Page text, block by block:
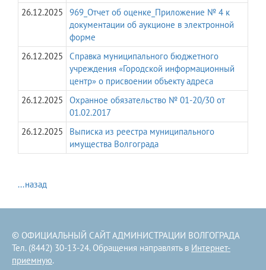
26.12.2025
969_Отчет об оценке_Приложение № 4 к
документации об аукционе в электронной
форме
26.12.2025
Справка муниципального бюджетного
учреждения «Городской информационный
центр» о присвоении объекту адреса
26.12.2025
Охранное обязательство № 01-20/30 от
01.02.2017
26.12.2025
Выписка из реестра муниципального
имущества Волгограда
...назад
© ОФИЦИАЛЬНЫЙ САЙТ АДМИНИСТРАЦИИ ВОЛГОГРАДА
Тел. (8442) 30-13-24. Обращения направлять в Интернет-
приемную.